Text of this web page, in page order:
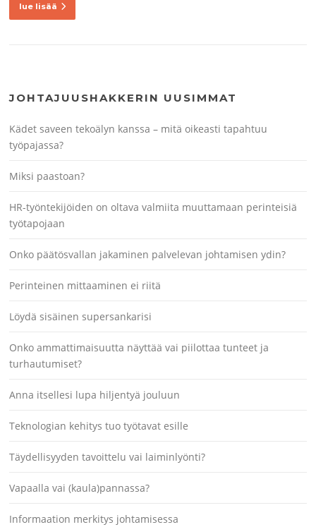
lue lisää
JOHTAJUUSHAKKERIN UUSIMMAT
Kädet saveen tekoälyn kanssa – mitä oikeasti tapahtuu
työpajassa?
Miksi paastoan?
HR-työntekijöiden on oltava valmiita muuttamaan perinteisiä
työtapojaan
Onko päätösvallan jakaminen palvelevan johtamisen ydin?
Perinteinen mittaaminen ei riitä
Löydä sisäinen supersankarisi
Onko ammattimaisuutta näyttää vai piilottaa tunteet ja
turhautumiset?
Anna itsellesi lupa hiljentyä jouluun
Teknologian kehitys tuo työtavat esille
Täydellisyyden tavoittelu vai laiminlyönti?
Vapaalla vai (kaula)pannassa?
Informaation merkitys johtamisessa